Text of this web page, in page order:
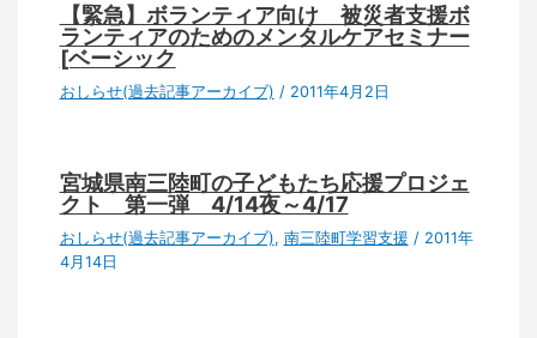
【緊急】ボランティア向け 被災者支援ボ
ランティアのためのメンタルケアセミナー
[ベーシック
おしらせ(過去記事アーカイブ) / 2011年4月2日
宮城県南三陸町の子どもたち応援プロジェ
クト 第一弾 4/14夜～4/17
おしらせ(過去記事アーカイブ), 南三陸町学習支援 / 2011年
4月14日